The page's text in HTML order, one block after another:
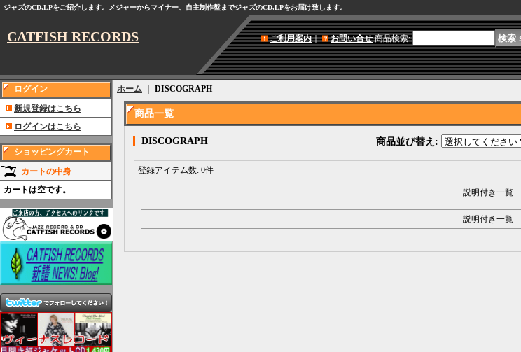
ジャズのCD,LPをご紹介します。メジャーからマイナー、自主制作盤までジャズのCD,LPをお届け致します。
CATFISH RECORDS ご利用案内｜ お問い合せ 商品検索:
ログイン
新規登録はこちら
ログインはこちら
ショッピングカート
カートの中身
カートは空です。
ホーム DISCOGRAPH
商品一覧
DISCOGRAPH 商品並び替え :
登録アイテム数: 0件
説明付き一覧
説明付き一覧